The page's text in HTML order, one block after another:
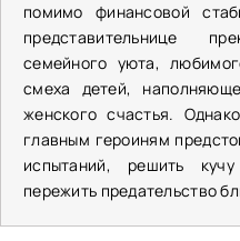
помимо финансовой
представительнице
семейного уюта,
смеха детей,
женского счастья.
главным героиням
испытаний, решить
пережить предательство